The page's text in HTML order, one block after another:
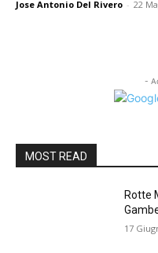
Jose Antonio Del Rivero - 22
-
MOST READ
Rotte
17